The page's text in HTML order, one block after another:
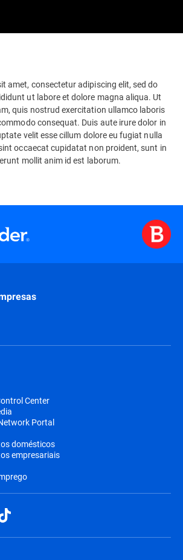
amet, consectetur adipiscing elit, sed do
ut labore et dolore magna aliqua. Ut
quis nostrud exercitation ullamco laboris
consequat. Duis aute irure dolor in
velit esse cillum dolore eu fugiat nulla
occaecat cupidatat non proident, sunt in
mollit anim id est laborum.
Center
Portal
domésticos
empresariais